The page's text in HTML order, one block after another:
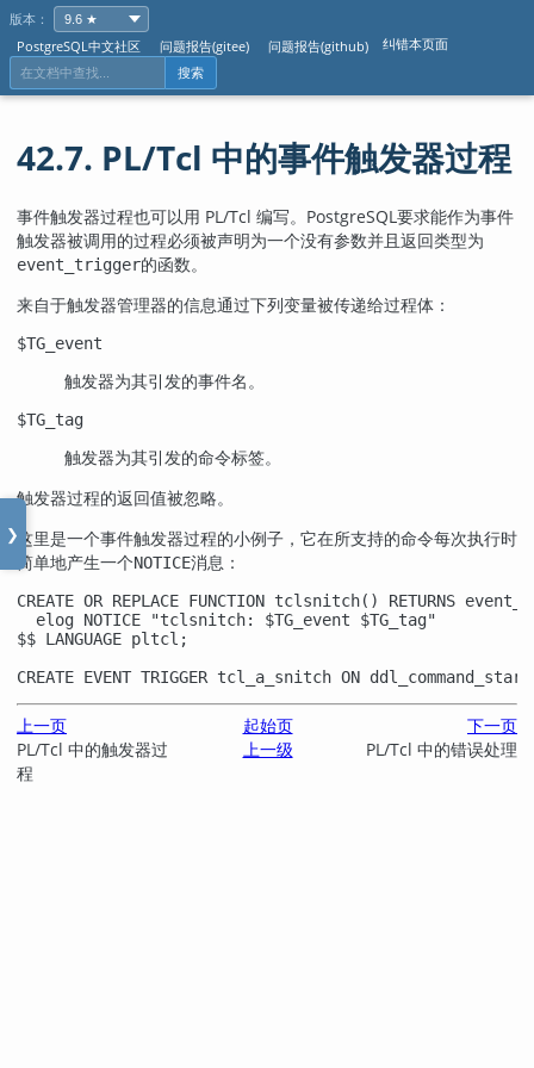
版本：
PostgreSQL中文社区
问题报告(gitee) 问题报告(github) 纠错本页面
搜索
❯
42.7. PL/Tcl 中的事件触发器过程
事件触发器过程也可以用 PL/Tcl 编写。 PostgreSQL 要求能作为事件
触发器被调用的过程必须被声明为一个没有参数并且返回类型为
event_trigger的函数。
来自于触发器管理器的信息通过下列变量被传递给过程体：
$TG_event
触发器为其引发的事件名。
$TG_tag
触发器为其引发的命令标签。
触发器过程的返回值被忽略。
这里是一个事件触发器过程的小例子，它在所支持的命令每次执行时
简单地产生一个NOTICE消息：
CREATE OR REPLACE FUNCTION tclsnitch() RETURNS
  elog NOTICE "tclsnitch: $TG_event $TG_tag"
$$ LANGUAGE pltcl;
CREATE EVENT TRIGGER tcl_a_snitch ON
上一页 起始页
下一页
PL/Tcl 中的触发器过
程
上一级 PL/Tcl 中的错误处理